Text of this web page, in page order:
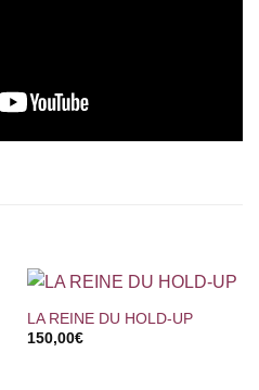
LA REINE DU HOLD-UP
150,00€